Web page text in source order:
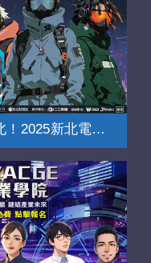
王者之戰決戰新北！2025新北電競爭霸戰